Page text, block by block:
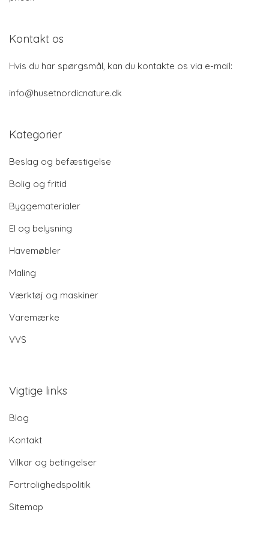
Kontakt os
Hvis du har spørgsmål, kan du kontakte os via e-mail:
info@husetnordicnature.dk
Kategorier
Beslag og befæstigelse
Bolig og fritid
Byggematerialer
El og belysning
Havemøbler
Maling
Værktøj og maskiner
Varemærke
VVS
Vigtige links
Blog
Kontakt
Vilkar og betingelser
Fortrolighedspolitik
Sitemap